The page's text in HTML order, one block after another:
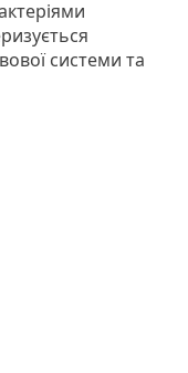
системи та